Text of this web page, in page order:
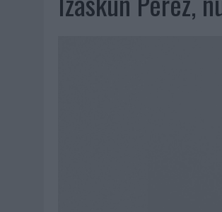
06/08/2026 | SYSTEM1 NOMBRA A
FRIGO Y UNIQLO LANZAN
LA IA ESTÁ SUBIENDO EL
BEON WORLDWIDE LANZA
FABRA COMUNICACIÓN
LOPESAN HOTELS &
LUIS ARQUILLOS (BURGO
‘EL PARAÍSO MÁS